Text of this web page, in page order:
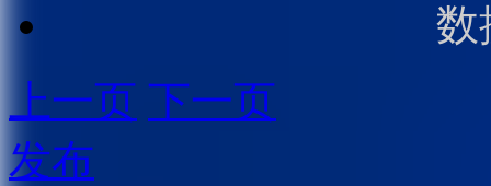
数
上一页 下一页
发布